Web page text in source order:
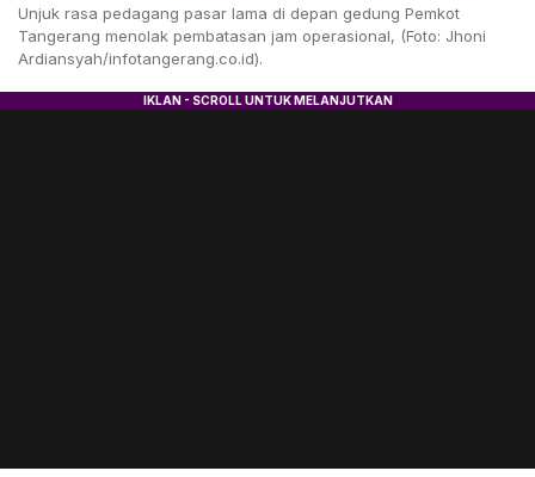
Unjuk rasa pedagang pasar lama di depan gedung Pemkot
Tangerang menolak pembatasan jam operasional, (Foto: Jhoni
Ardiansyah/infotangerang.co.id).